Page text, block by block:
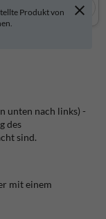
Produkt von
In 3D anzeigen
unten nach links) -
des
sind.
mit einem